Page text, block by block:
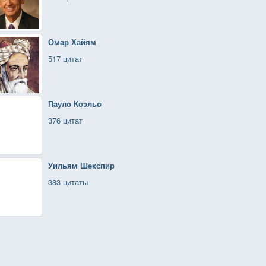
Омар Хайям
517 цитат
Пауло Коэльо
376 цитат
Уильям Шекспир
383 цитаты